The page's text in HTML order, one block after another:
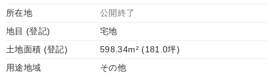
所在地
公開終了
地目 (登記)
宅地
土地面積 (登記)
598.34m² (181.0坪)
用途地域
その他